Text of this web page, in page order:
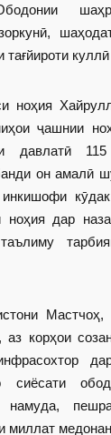
тағйироти
ноҳия
ҷашнии
давлатӣ
он амалӣ
ноҳия дар
корҳои
сиёсати
намуда,
миллат